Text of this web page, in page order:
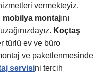
vermekteyiz.
mobilya montajını
Koçtaş
türlü ev ve büro
ve paketlenmesinde
servisini tercih